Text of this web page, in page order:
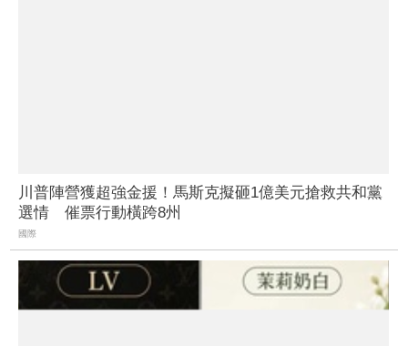
川普陣營獲超強金援！馬斯克擬砸1億美元搶救共和黨
選情 催票行動橫跨8州
國際